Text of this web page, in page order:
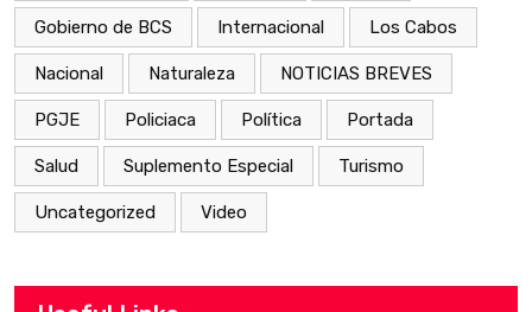
Gobierno de BCS Internacional Los Cabos
Nacional Naturaleza NOTICIAS BREVES
PGJE Policiaca Política Portada
Salud Suplemento Especial Turismo
Uncategorized Video